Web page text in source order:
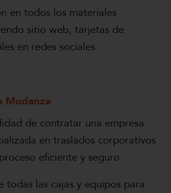
en todos los materiales
sitio web, tarjetas de
en redes sociales.
Mudanza
de contratar una empresa
en traslados corporativos
eficiente y seguro.
todas las cajas y equipos para